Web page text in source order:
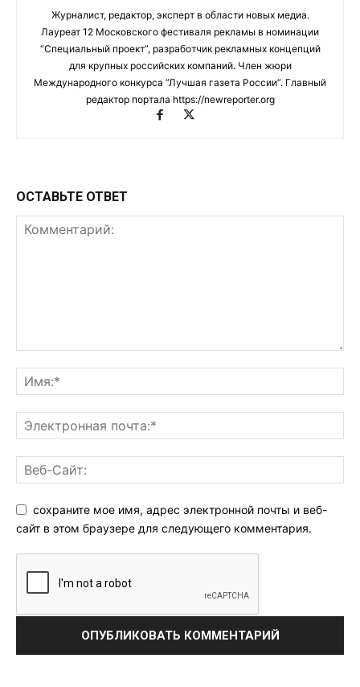
Журналист, редактор, эксперт в области новых медиа.
Лауреат 12 Московского фестиваля рекламы в номинации
“Специальный проект”, разработчик рекламных концепций
для крупных российских компаний. Член жюри
Международного конкурса ”Лучшая газета России”. Главный
редактор портала https://newreporter.org
ОСТАВЬТЕ ОТВЕТ
сохраните мое имя, адрес электронной почты и веб-
сайт в этом браузере для следующего комментария.